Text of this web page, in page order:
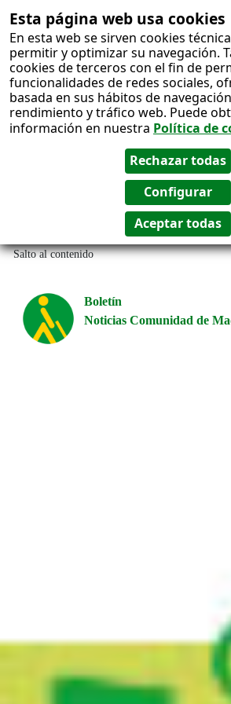
Esta página web usa cookies
En esta web se sirven cookies
permitir y optimizar su navegación.
cookies de terceros con el fin de
funcionalidades de redes sociales,
basada en sus hábitos de
rendimiento y tráfico web. Puede
información en nuestra Política de
Salto al contenido
Boletín
Noticias Comunidad de